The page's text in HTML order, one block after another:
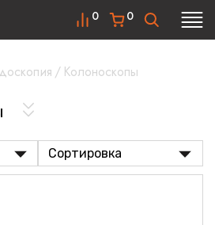
0
0
/ Колоноскопы
Сортировка